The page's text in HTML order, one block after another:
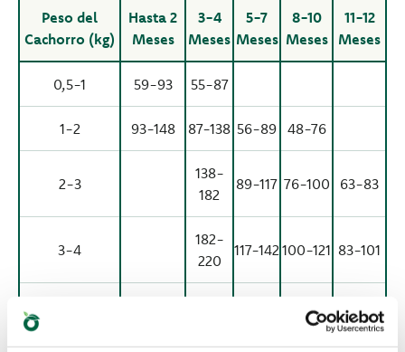
Peso del
Cachorro (kg)
Hasta 2
Meses
3-4
Meses
5-7
Meses
8-10
Meses
11-12
Meses
0,5-1 59-93 55-87
1-2 93-148 87-138 56-89 48-76
2-3
138-
182
89-117 76-100 63-83
3-4
182-
220
117-142 100-121 83-101
121-159 101-132